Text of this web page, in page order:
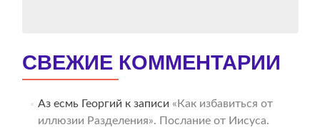
СВЕЖИЕ КОММЕНТАРИИ
Аз есмь Георгий к записи «Как избавиться от
иллюзии Разделения». Послание от Иисуса.